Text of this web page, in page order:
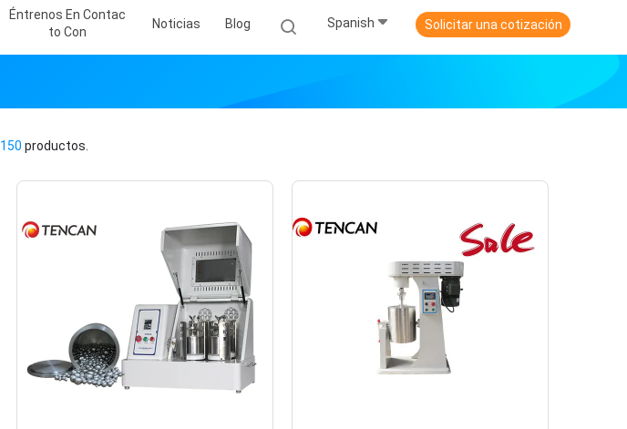
Éntrenos En Contac
To Con
Noticias Blog Spanish Solicitar una cotización
150 productos.